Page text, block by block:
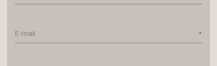
E-mail